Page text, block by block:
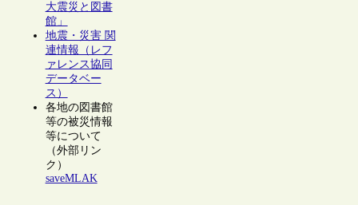
大震災と図書
館」
地震・災害 関
連情報（レフ
ァレンス協同
データベー
ス）
各地の図書館
等の被災情報
等について
（外部リン
ク）
saveMLAK